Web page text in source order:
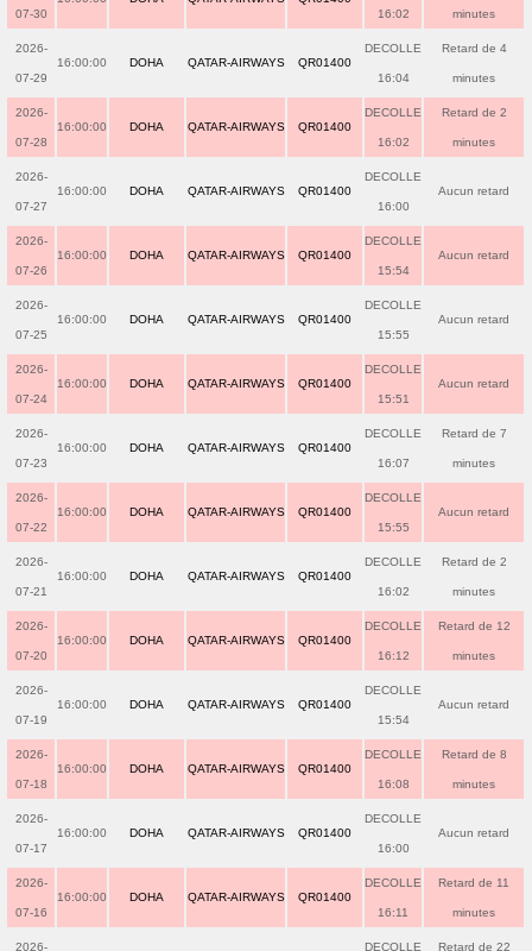
07-30 16:02 minutes
2026-
07-29
16:00:00 DOHA QATAR-AIRWAYS QR01400
DECOLLE
16:04
Retard de 4
minutes
2026-
07-28
16:00:00 DOHA QATAR-AIRWAYS QR01400
DECOLLE
16:02
Retard de 2
minutes
2026-
07-27
16:00:00 DOHA QATAR-AIRWAYS QR01400
DECOLLE
16:00
Aucun retard
2026-
07-26
16:00:00 DOHA QATAR-AIRWAYS QR01400
DECOLLE
15:54
Aucun retard
2026-
07-25
16:00:00 DOHA QATAR-AIRWAYS QR01400
DECOLLE
15:55
Aucun retard
2026-
07-24
16:00:00 DOHA QATAR-AIRWAYS QR01400
DECOLLE
15:51
Aucun retard
2026-
07-23
16:00:00 DOHA QATAR-AIRWAYS QR01400
DECOLLE
16:07
Retard de 7
minutes
2026-
07-22
16:00:00 DOHA QATAR-AIRWAYS QR01400
DECOLLE
15:55
Aucun retard
2026-
07-21
16:00:00 DOHA QATAR-AIRWAYS QR01400
DECOLLE
16:02
Retard de 2
minutes
2026-
07-20
16:00:00 DOHA QATAR-AIRWAYS QR01400
DECOLLE
16:12
Retard de 12
minutes
2026-
07-19
16:00:00 DOHA QATAR-AIRWAYS QR01400
DECOLLE
15:54
Aucun retard
2026-
07-18
16:00:00 DOHA QATAR-AIRWAYS QR01400
DECOLLE
16:08
Retard de 8
minutes
2026-
07-17
16:00:00 DOHA QATAR-AIRWAYS QR01400
DECOLLE
16:00
Aucun retard
2026-
07-16
16:00:00 DOHA QATAR-AIRWAYS QR01400
DECOLLE
16:11
Retard de 11
minutes
2026- DECOLLE Retard de 22